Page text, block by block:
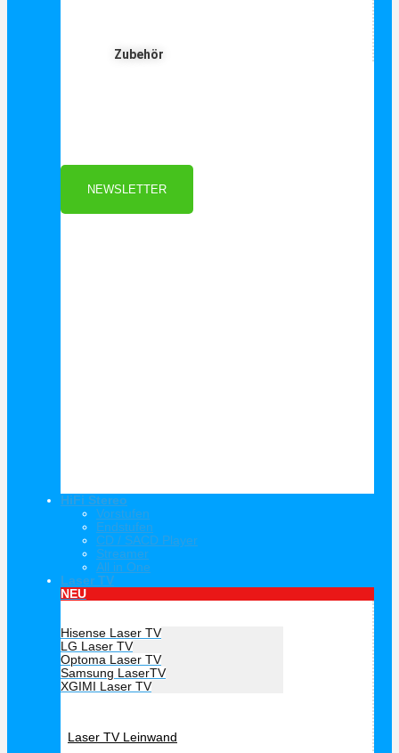
Zubehör
Als Danke schön für Ihre Anmeldung
NEWSLETTER
HiFi Stereo
Vorstufen
Endstufen
CD / SACD Player
Streamer
All in One
Laser TV
NEU
Hisense Laser TV
LG Laser TV
Optoma Laser TV
Samsung LaserTV
XGIMI Laser TV
Laser TV Leinwand